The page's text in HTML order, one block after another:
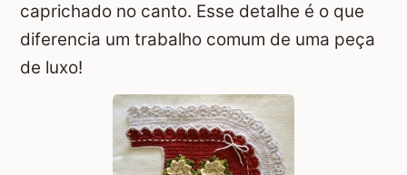
caprichado no canto. Esse detalhe é o que
diferencia um trabalho comum de uma peça
de luxo!